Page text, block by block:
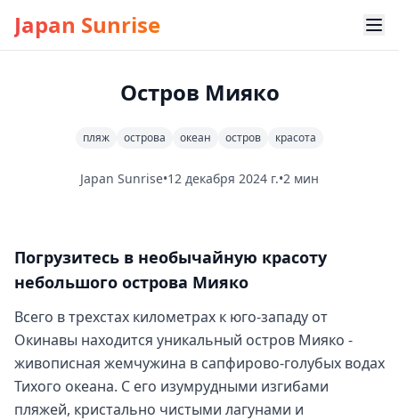
Japan Sunrise
Остров Мияко
пляж острова океан остров красота
Japan Sunrise•12 декабря 2024 г.•2 мин
Погрузитесь в необычайную красоту
небольшого острова Мияко
Всего в трехстах километрах к юго-западу от
Окинавы находится уникальный остров Мияко -
живописная жемчужина в сапфирово-голубых водах
Тихого океана. С его изумрудными изгибами
пляжей, кристально чистыми лагунами и